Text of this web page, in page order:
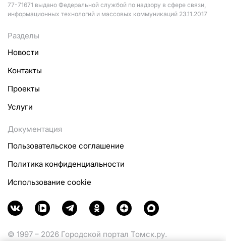
77-71671 выдано Федеральной службой по надзору в сфере связи,
информационных технологий и массовых коммуникаций 23.11.2017
Разделы
Новости
Контакты
Проекты
Услуги
Документация
Пользовательское соглашение
Политика конфиденциальности
Использование cookie
© 1997 – 2026 Городской портал Томск.ру.